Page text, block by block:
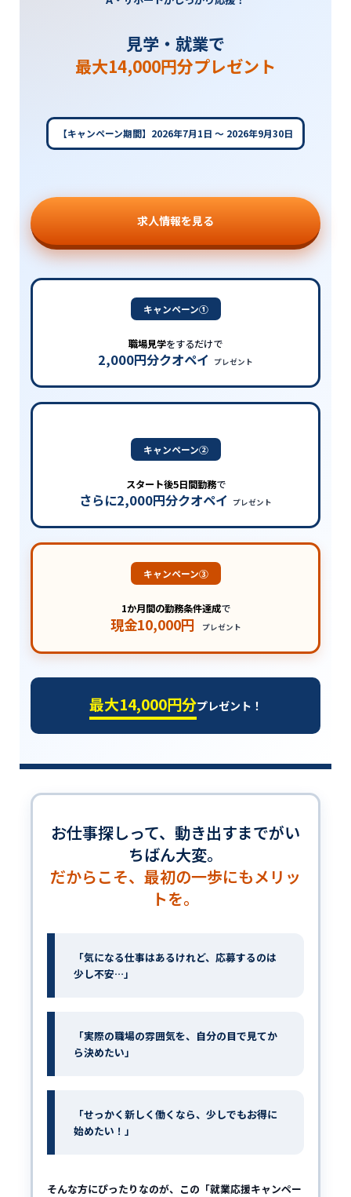
見学・就業で
最大14,000円分プレゼント
【キャンペーン期間】2026年7月1日 〜 2026年9月30日
求人情報を見る
キャンペーン①
職場見学をするだけで
2,000円分クオペイ プレゼント
キャンペーン②
スタート後5日間勤務で
さらに2,000円分クオペイ プレゼント
キャンペーン③
1か月間の勤務条件達成で
現金10,000円 プレゼント
最大14,000円分プレゼント！
お仕事探しって、動き出すまでがい
ちばん大変。
だからこそ、最初の一歩にもメリッ
トを。
「気になる仕事はあるけれど、応募するのは
少し不安…」
「実際の職場の雰囲気を、自分の目で見てか
ら決めたい」
「せっかく新しく働くなら、少しでもお得に
始めたい！」
そんな方にぴったりなのが、この「就業応援キャンペー